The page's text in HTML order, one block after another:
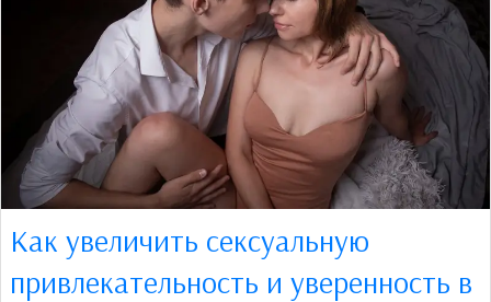
Как увеличить сексуальную
привлекательность и уверенность в